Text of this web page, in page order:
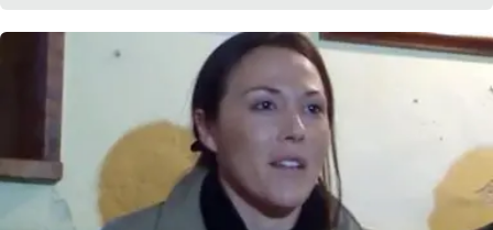
Parchi Marini Calabria
Leggendo Alvaro insieme
Imprese Di Calabria